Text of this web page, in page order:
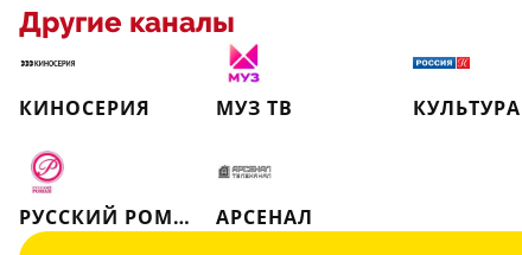
Другие каналы
КИНОСЕРИЯ МУЗ ТВ КУЛЬТУРА
РУССКИЙ РОМАН
АРСЕНАЛ